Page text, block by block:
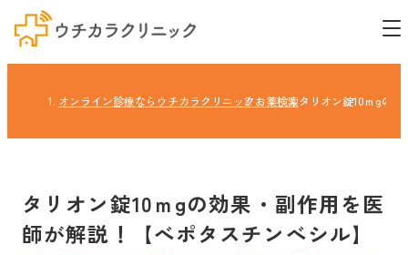
オンライン診療ならウチカラクリニックお薬検索タリオン錠10ｍgの
タリオン錠10ｍgの効果・副作用を医
師が解説！【べポタスチンべシル】